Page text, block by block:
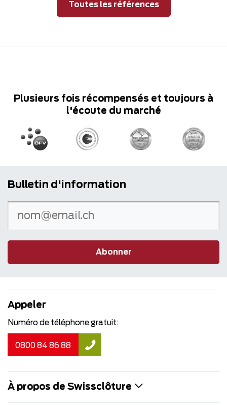
Toutes les références
Plusieurs fois récompensés et toujours à
l'écoute du marché
Bulletin d'information
Abonner
Appeler
Numéro de téléphone gratuit:
0800 84 86 88
À propos de Swissclôture